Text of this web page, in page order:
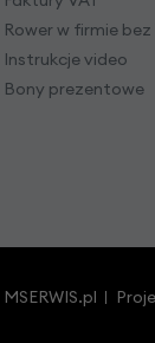
Rower w firmie bez
Instrukcje video
Bony prezentowe
MSERWIS.pl